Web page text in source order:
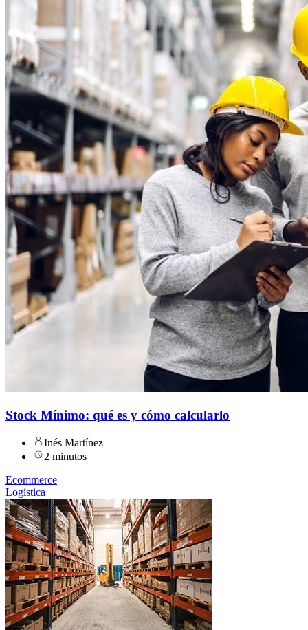
Stock Mínimo: qué es y cómo calcularlo
Inés Martínez
2 minutos
Ecommerce
Logística